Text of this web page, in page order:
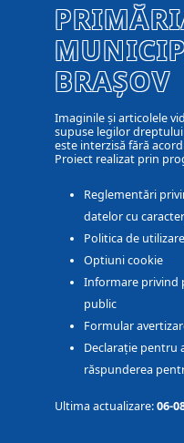
BRAȘOV
Imaginile și articolele
supuse legilor
este interzisă fără
Proiect realizat prin
Reglementări
datelor cu
Politica de
Optiuni cookie
Informare privind
public
Formular
Declarație pentru
răspunderea
Ultima actualizare:06-